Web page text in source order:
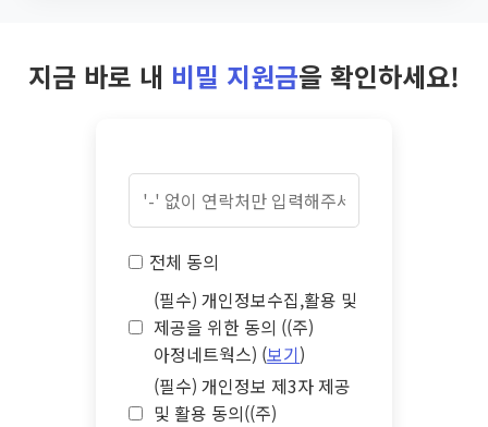
지금 바로 내 비밀 지원금을 확인하세요!
전체 동의
(필수) 개인정보수집,활용 및
제공을 위한 동의 ((주)
아정네트웍스) (보기)
(필수) 개인정보 제3자 제공
및 활용 동의((주)